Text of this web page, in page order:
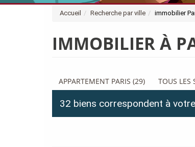
Accueil Recherche par ville immobilier
IMMOBILIER À
APPARTEMENT PARIS (29) TOUS LES
32 biens correspondent à